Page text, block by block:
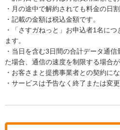
・月の途中で解約されても料金の日
・記載の金額は税込金額です。
・「さすガねっと」お申込者1名に
ます。
・当日を含む3日間の合計データ通
た場合、通信の速度を制限する場合が
・お客さまと提携事業者との契約にな
・サービスは予告なく終了または変